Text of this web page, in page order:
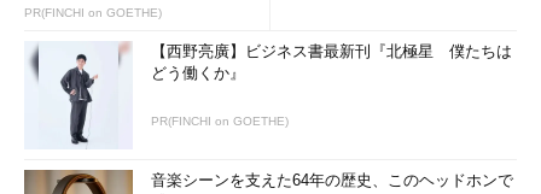
PR(FINCHI on GOETHE)
【西野亮廣】ビジネス書最新刊『北極星 僕たちは
どう働くか』
PR(FINCHI on GOETHE)
音楽シーンを支えた64年の歴史、このヘッドホンで